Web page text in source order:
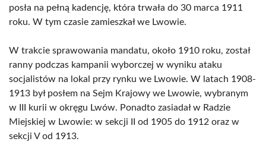
posła na pełną kadencję, która trwała do 30 marca 1911
roku. W tym czasie zamieszkał we Lwowie.
W trakcie sprawowania mandatu, około 1910 roku, został
ranny podczas kampanii wyborczej w wyniku ataku
socjalistów na lokal przy rynku we Lwowie. W latach 1908-
1913 był posłem na Sejm Krajowy we Lwowie, wybranym
w III kurii w okręgu Lwów. Ponadto zasiadał w Radzie
Miejskiej w Lwowie: w sekcji II od 1905 do 1912 oraz w
sekcji V od 1913.